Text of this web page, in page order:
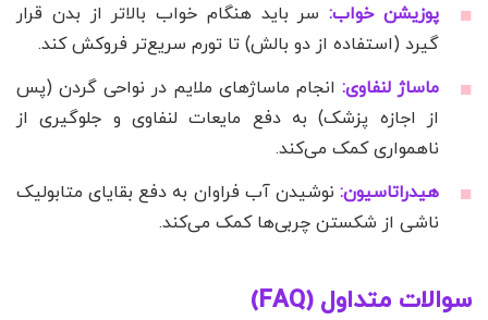
پوزیشن خواب:سر باید هنگام خواب بالاتر از بدن قرار
گیرد (استفاده از دو بالش) تا تورم سریع‌تر فروکش کند.
ماساژ لنفاوی: انجام ماساژهای ملایم در نواحی گردن (پس
از اجازه پزشک) به دفع مایعات لنفاوی و جلوگیری از
ناهمواری کمک می‌کند.
هیدراتاسیون: نوشیدن آب فراوان به دفع بقایای متابولیک
ناشی از شکستن چربی‌ها کمک می‌کند.
سوالات متداول (FAQ)